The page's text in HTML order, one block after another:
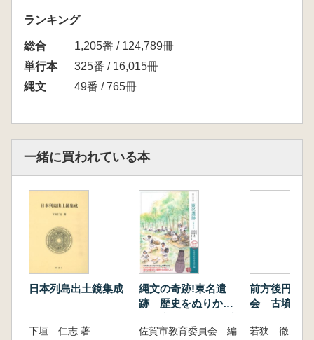
5.クリ、縄文人と出会う
第2章 クリという木
1.クリの分類と分布
2.クリの巨木を訪ねる
3.クリはいつから生えていたのか?
3.縄文のムラとクリの木
第4章 縄文人のクリ資源管理を考える
1.クリの資源量を計る
2.クリを伐る
3.10年計画の実験を開始
4.10年後、クリは増えたか減ったか?
5.クリの成長
6.縄文人はクリをどこに生やしていたか?
1.クリの集団遺伝子解析
ランキング
総合
1,205番 / 124,789冊
単行本
325番 / 16,015冊
縄文
49番 / 765冊
一緒に買われている本
日本列島出土鏡集成
下垣 仁志 著
縄文の奇跡!東名遺
跡 歴史をぬりかえ
セル
佐賀市教育委員会 編
前方後円墳
会 古墳時代
若狭 徹 著